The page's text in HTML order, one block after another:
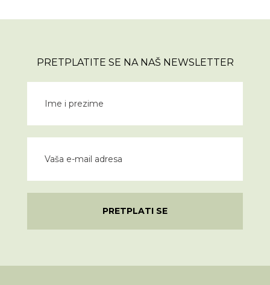
PRETPLATITE SE NA NAŠ NEWSLETTER
PRETPLATI SE